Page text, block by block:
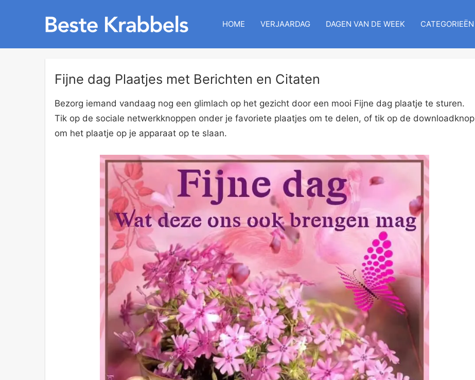
HOME VERJAARDAG DAGEN VAN DE WEEK CATEGORIEËN
Fijne dag Plaatjes met Berichten en Citaten
Bezorg iemand vandaag nog een glimlach op het gezicht door een mooi Fijne dag plaatje te sturen.
Tik op de sociale netwerkknoppen onder je favoriete plaatjes om te delen, of tik op de downloadknop
om het plaatje op je apparaat op te slaan.